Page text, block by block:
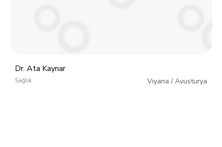
Dr. Ata Kaynar
Sağlık Viyana / Avusturya